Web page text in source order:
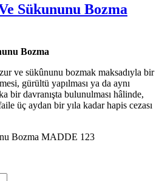
Sükununu Bozma
Bozma
ve sükûnunu bozmak maksadıyla bir
gürültü yapılması ya da aynı
bir davranışta bulunulması hâlinde,
üç aydan bir yıla kadar hapis cezası
Bozma MADDE 123